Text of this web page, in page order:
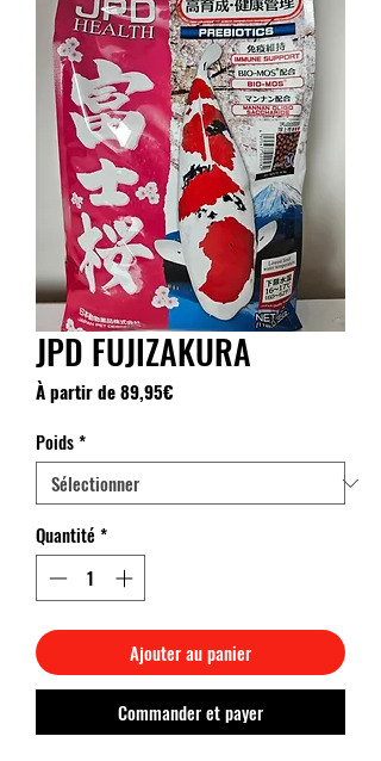
JPD FUJIZAKURA
À partir de89,95€Prix
Poids*
Quantité *
Ajouter au panier
Commander et payer